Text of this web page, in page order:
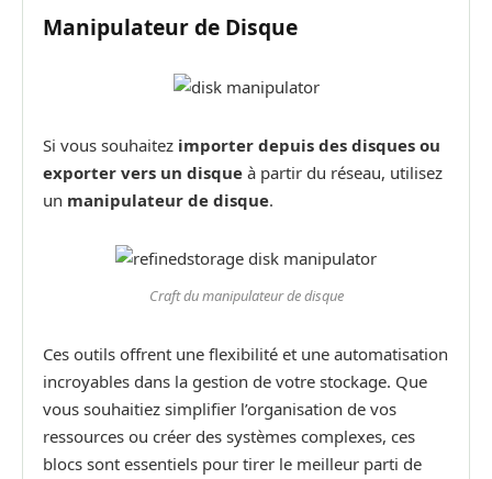
Manipulateur de Disque
Si vous souhaitez importer depuis des disques ou
exporter vers un disque à partir du réseau, utilisez
un manipulateur de disque.
Craft du manipulateur de disque
Ces outils offrent une flexibilité et une automatisation
incroyables dans la gestion de votre stockage. Que
vous souhaitiez simplifier l’organisation de vos
ressources ou créer des systèmes complexes, ces
blocs sont essentiels pour tirer le meilleur parti de